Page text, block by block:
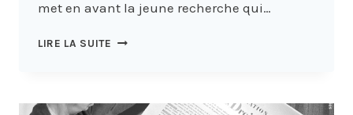
met en avant la jeune recherche qui…
LIRE LA SUITE LA
PAR